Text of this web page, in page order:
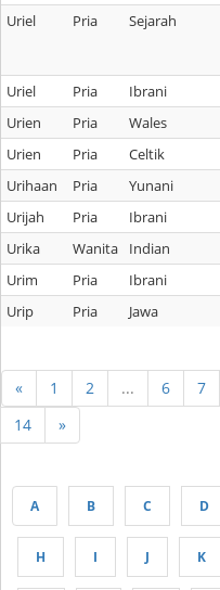
Uriel
Pria Sejarah
Uriel
Pria Ibrani
Urien
Pria Wales
Urien
Pria Celtik
Urihaan
Pria Yunani
Urijah
Pria Ibrani
Urika
Wanita Indian
Urim
Pria Ibrani
Urip
Pria Jawa
« 1 2 ... 6 7
14
»
A B C D
H I J K